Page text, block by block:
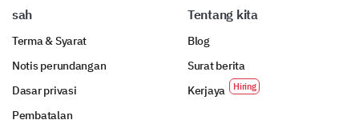
sah
Terma & Syarat
Notis perundangan
Dasar privasi
Pembatalan
Tentang kita
Blog
Surat berita
Kerjaya